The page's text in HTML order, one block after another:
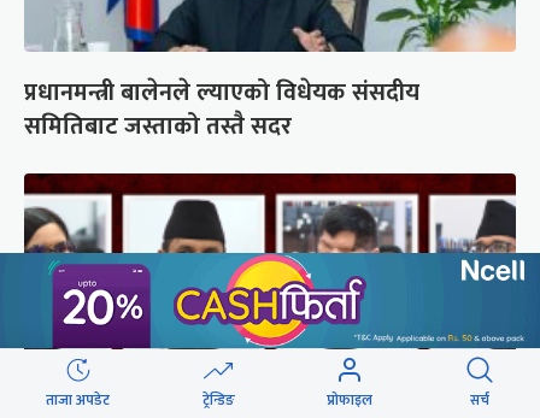
प्रधानमन्त्री बालेनले ल्याएको विधेयक संसदीय
समितिबाट जस्ताको तस्तै सदर
ताजा अपडेट ट्रेन्डिङ प्रोफाइल सर्च